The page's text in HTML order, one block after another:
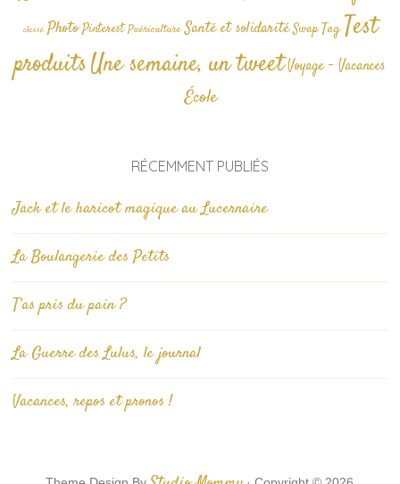
classé Photo Pinterest Puériculture Santé et solidarité Swap TagTest
produitsUne semaine, un tweetVoyage - Vacances
École
RÉCEMMENT PUBLIÉS
Jack et le haricot magique au Lucernaire
La Boulangerie des Petits
T’as pris du pain ?
La Guerre des Lulus, le journal
Vacances, repos et pronos !